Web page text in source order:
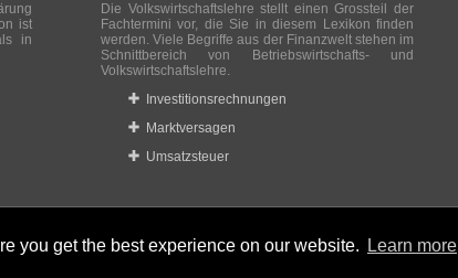
you get the best experience on our website. Learn more
ist
in
Die Volkswirtschaftslehre stellt einen Grossteil der
Fachtermini vor, die Sie in diesem Lexikon finden
werden. Viele Begriffe aus der Finanzwelt stehen im
Schnittbereich von Betriebswirtschafts- und
Volkswirtschaftslehre.
Investitionsrechnungen
Marktversagen
Umsatzsteuer